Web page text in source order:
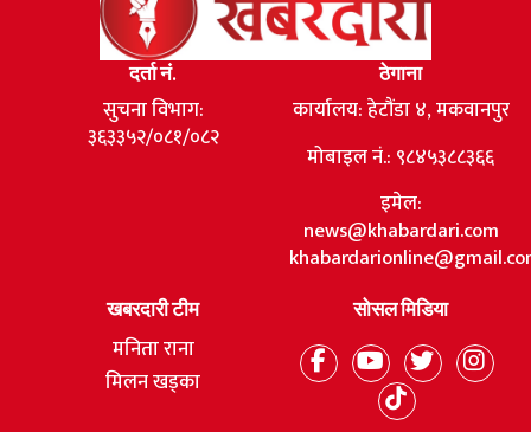
दर्ता नं.
सुचना विभाग:
३६३३५२/०८१/०८२
ठेगाना
कार्यालय: हेटौंडा ४, मकवानपुर
मोबाइल नं.: ९८४५३८८३६६
इमेल:
news@khabardari.com
खबरदारी टीम
मनिता राना
मिलन खड्का
सोसल मिडिया